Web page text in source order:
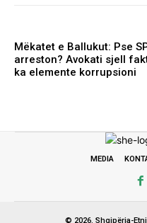
Mëkatet e Ballukut: Pse
arreston? Avokati sjell
ka elemente korrupsioni
MEDIA
© 2026. Shqipëria-